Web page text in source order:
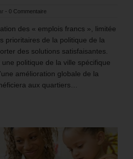
- 0 Commentaire
des « emplois francs », limitée
prioritaires de la politique de la
des solutions satisfaisantes.
une politique de la ville spécifique
amélioration globale de la
aux quartiers…